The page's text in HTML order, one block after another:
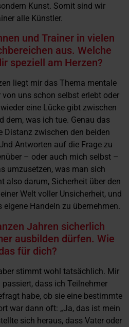
Kunst. Somit sind wir
alle Künstler.
und Trainer in vielen
aus. Welche
speziell am Herzen?
liegt mir das Thema mentale
von uns schon selbst erlebt oder
eine Lücke gibt zwischen
dem, was ich tue. Genau das
zwischen den beiden
Antworten auf die Frage zu
– oder auch mich selbst –
umzusetzen, was man sich
also darum, Sicherheit über den
Welt voller Unsicherheit, und
Handeln zu übernehmen.
Jahren sicherlich
ausbilden dürfen. Wie
für dich?
stimmt wohl tatsächlich. Mir
dass ich Teilnehmer
habe, ob sie eine bestimmte
war dann oft: „Ja, das ist mein
sich heraus, dass Vater oder